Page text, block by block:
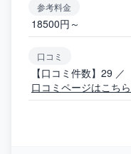
参考料金
18500円～
口コミ
【口コミ件数】29 ／
口コミページはこちら